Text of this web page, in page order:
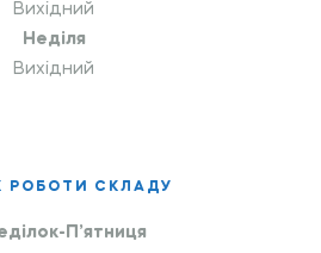
Вихідний
Неділя
Вихідний
РОБОТИ СКЛАДУ
П’ятниця